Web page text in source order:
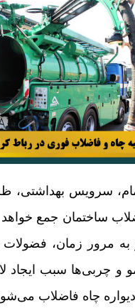
سرویس بهداشتی،
ساختمان جمع
به مرور زمان،
و چربی‌ها سبب ایجاد
چاه فاضلاب